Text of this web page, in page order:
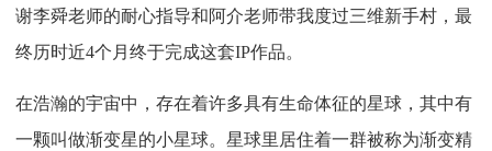
谢李舜老师的耐心指导和阿介老师带我度过三维新手村，最
终历时近4个月终于完成这套IP作品。
在浩瀚的宇宙中，存在着许多具有生命体征的星球，其中有
一颗叫做渐变星的小星球。星球里居住着一群被称为渐变精